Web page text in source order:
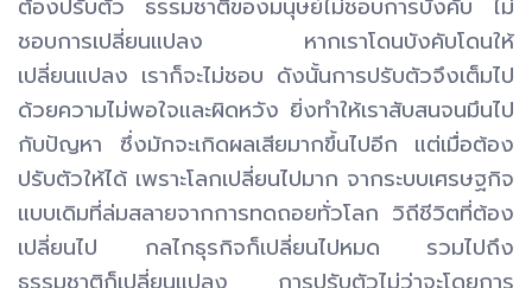
ต้องปรับตัว ธรรมชาติของมนุษย์ไม่ชอบการบังคับ ไม่
ชอบการเปลี่ยนแปลง หากเราโดนบังคับโดนให้
เปลี่ยนแปลง เราก็จะไม่ชอบ ดังนั้นการปรับตัวจึงเต็มไป
ด้วยความไม่พอใจและผิดหวัง ยิ่งทำให้เราสับสนจนมึนไป
กับปัญหา ซึ่งมักจะเกิดผลเสียมากขึ้นไปอีก แต่เมื่อต้อง
ปรับตัวให้ได้ เพราะโลกเปลี่ยนไปมาก จากระบบเศรษฐกิจ
แบบเดิมที่ล่มสลายจากการทดถอยทั่วโลก วิถีชีวิตที่ต้อง
เปลี่ยนไป กลไกธุรกิจก็เปลี่ยนไปหมด รวมไปถึง